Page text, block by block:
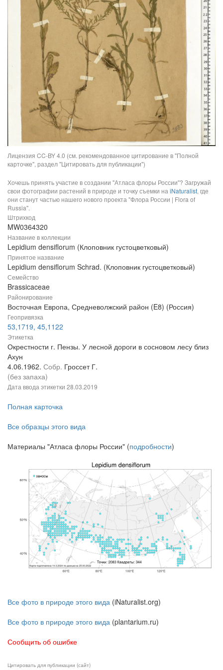
Лицензия CC-BY 4.0 (см. рекомендованное цитирование в "Полной
карточке", раздел "Цитировать для публикации")
Хочешь принять участие в создании "Атласа флоры России"? Загружай
свои фотографии растений в природе и точку съемки на iNaturalist, где
они станут частью нашего нового проекта "Флора России | Flora of
Russia".
Штрихкод
MW0364320
Название в коллекции
Lepidium densiflorum (Клоповник густоцветковый)
Принятое название
Lepidium densiflorum Schrad. (Клоповник густоцветковый)
Семейство
Brassicaceae
Районирование
Восточная Европа, Средневолжский район (E8) (Россия)
Геопривязка
53,1719, 45,1122
Этикетка
Окрестности г. Пензы. У лесной дороги в сосновом лесу близ
Ахун
4.06.1962. Собр. Гроссет Г.
(без запаха)
Дата ввода этикетки 28.03.2019
Полная карточка
Все образцы этого вида
Материалы "Атласа флоры России" (подробности)
Все фото в природе этого вида (iNaturalist.org)
Все фото в природе этого вида (plantarium.ru)
Сообщить об ошибке
Цитировать для публикации (сайт)